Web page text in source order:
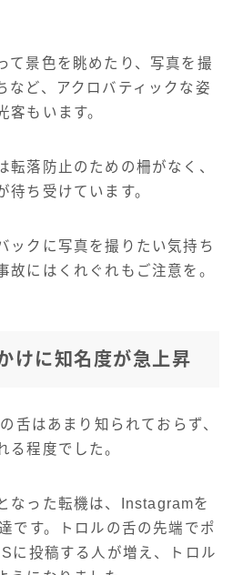
て景色を眺めたり、写真を撮
など、アクロバティックな姿
客もいます。
転落防止のための柵がなく、
待ち受けています。
ックに写真を撮りたい気持ち
故にはくれぐれもご注意を。
けに知名度が急上昇
舌はあまり知られておらず、
る程度でした。
なった転機は、Instagramを
です。トロルの舌の先端でポ
に投稿する人が増え、トロル